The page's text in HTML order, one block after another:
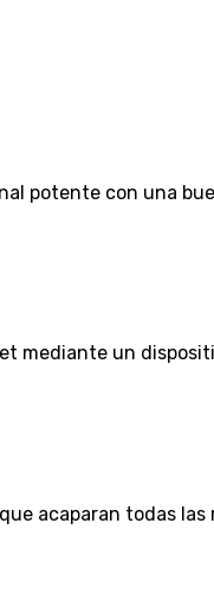
potente con una
mediante un
acaparan todas las